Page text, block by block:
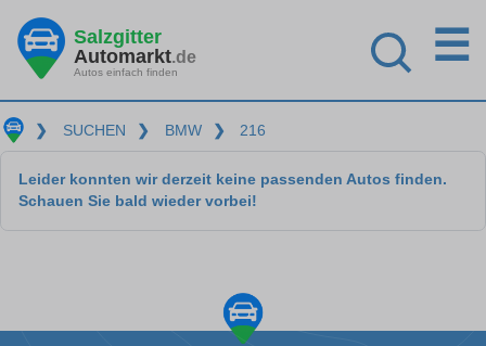
Salzgitter
Automarkt.de
Autos einfach finden
☰
❯ SUCHEN ❯ BMW ❯ 216
Leider konnten wir derzeit keine passenden Autos finden.
Schauen Sie bald wieder vorbei!